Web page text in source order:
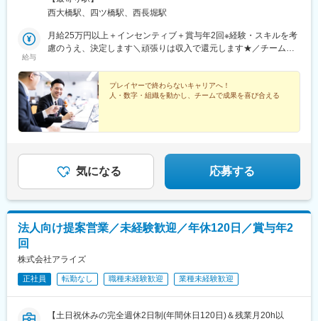
新町1丁目32-16 TOPビル601※受動喫煙対策：あり
西大橋駅、四ツ橋駅、西長堀駅
給与
月給25万円以上＋インセンティブ＋賞与年2回※経験・スキルを考
慮のうえ、決定します＼頑張りは収入で還元します★／チームで
夫やメンバーへのフォローによって成果につながった時には、大
きな達成感を味わえます。また、頑張りが収入にも反映されるた
め、モチベーション高く働ける環境です。
プレイヤーで終わらないキャリアへ！
人・数字・組織を動かし、チームで成果を喜び合える
気になる 応募する
法人向け提案営業／未経験歓迎／年休120日／賞与年2
回
株式会社アライズ
正社員 転勤なし 職種未経験歓迎 業種未経験歓迎
【土日祝休みの完全週休2日制(年間休日120日)＆残業月20h以